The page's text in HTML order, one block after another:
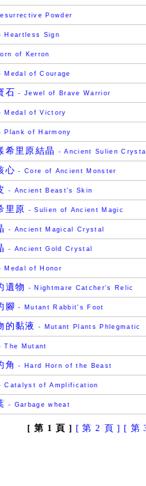
Powder
Heartless Sign
of Kerron
Medal of Courage
石 - Jewel of Brave Warrior
Medal of Victory
Plank of Harmony
希里原結晶
- Ancient Sulien
心 - Core of Ancient Monster
- Ancient Beast's Skin
里原 - Sulien of Ancient Magic
- Ancient Magical Crystal
- Ancient Gold Crystal
Medal of Honor
遺物
- Nightmare Catcher's Relic
腳 - Mutant Rabbit's Foot
的黏液
- Mutant Plants Phlegmatic
The Mutant
角
- Hard Horn of the Beast
Catalyst of Amplification
- Garbage wheat
[ 第 1 頁 ] [ 第 2 頁 ] [ 第